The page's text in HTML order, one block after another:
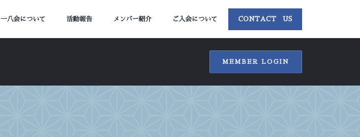
一八会について 活動報告 メンバー紹介 ご入会について CONTACT US
MEMBER LOGIN